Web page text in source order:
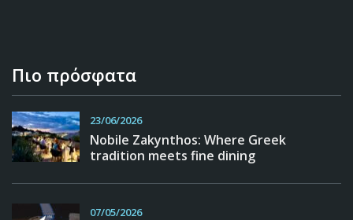
Πιο πρόσφατα
23/06/2026
Nobile Zakynthos: Where Greek
tradition meets fine dining
07/05/2026